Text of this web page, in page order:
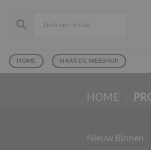
naar
HOME NAAR DE WEBSHOP
HOME
Nieuw Binnen